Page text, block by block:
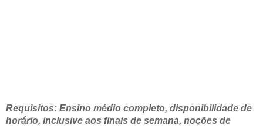
Requisitos: Ensino médio completo, disponibilidade de
horário, inclusive aos finais de semana, noções de